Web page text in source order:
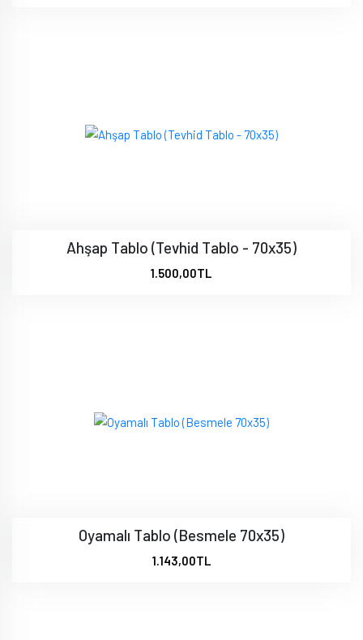
Ahşap Tablo (Tevhid Tablo - 70x35)
1.500,00TL
Oyamalı Tablo (Besmele 70x35)
1.143,00TL